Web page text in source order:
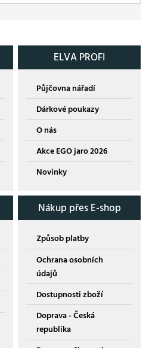
ELVA PROFI
Půjčovna nářadí
Dárkové poukazy
O nás
Akce EGO jaro 2026
Novinky
Nákup přes E-shop
Způsob platby
Ochrana osobních
údajů
Dostupnosti zboží
Doprava - Česká
republika